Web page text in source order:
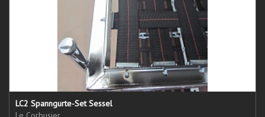
LC2 Spanngurte-Set Sessel